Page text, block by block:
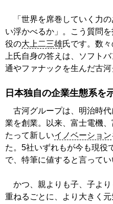
「世界を席巻していく力の
い浮かべるか」。こう質問
役の大上二三雄氏です。数
上氏自身の答えは、ソフト
通やファナックを生んだ古河
日本独自の企業生態系を
古河グループは、明治時
業を創業。以来、富士電機、
たって新しいイノベーション
た。5社いずれもが今も現役
で、特筆に値すると言ってい
かつ、親よりも子、子より
重ねるごとに、より大きく